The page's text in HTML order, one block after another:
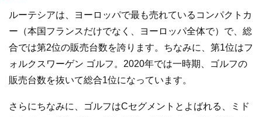
ルーテシアは、ヨーロッパで最も売れているコンパクトカ
ー（本国フランスだけでなく、ヨーロッパ全体で）で、総
合では第2位の販売台数を誇ります。ちなみに、第1位はフ
ォルクスワーゲン ゴルフ。2020年では一時期、ゴルフの
販売台数を抜いて総合1位になっています。
さらにちなみに、ゴルフはCセグメントとよばれる、ミド